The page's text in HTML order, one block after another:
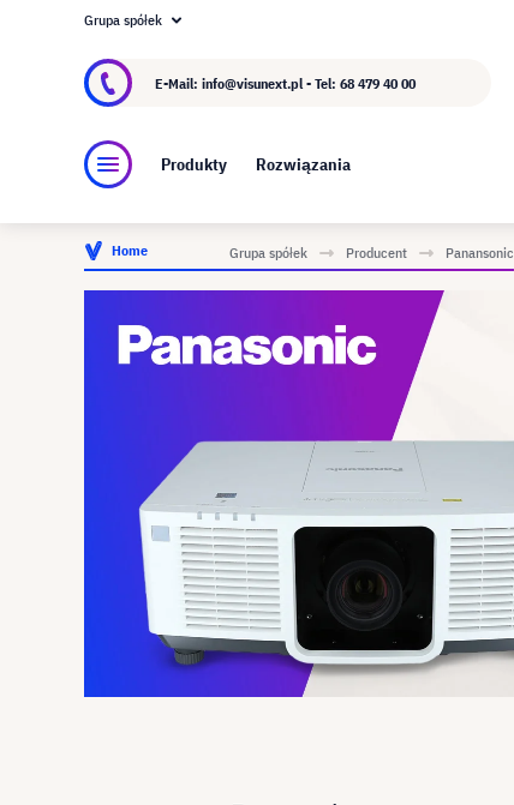
O visunext.pl
Grupa spółek
E-Mail: info@visunext.pl - Tel: 68 479 40 00
Produkty Rozwiązania
Home Grupa spółek Producent Panansonic